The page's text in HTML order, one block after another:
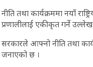
नीति तथा कार्यक्रममा नयाँ
प्रणालीलाई एकीकृत गर्ने
सरकारले आफ्नो नीति तथा
जनाएको छ ।